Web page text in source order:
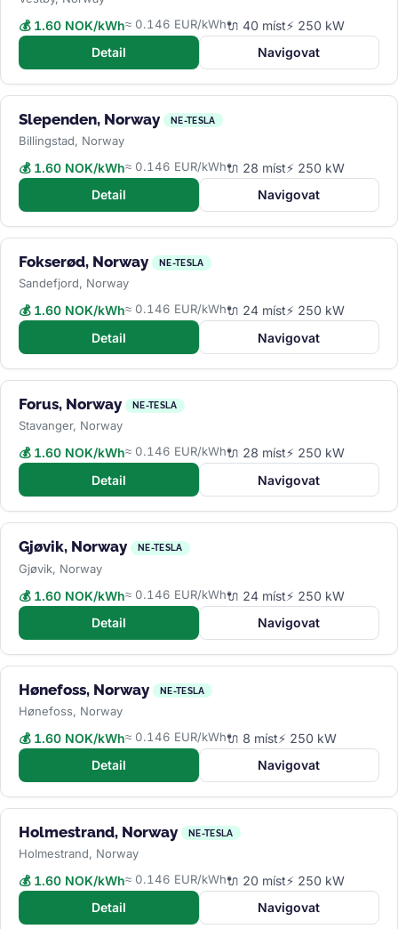
💰 1.60 NOK/kWh≈ 0.146 EUR/kWh🔌 40 míst⚡ 250 kW
Detail
Navigovat
Slependen, Norway NE-TESLA
Billingstad, Norway
💰 1.60 NOK/kWh≈ 0.146 EUR/kWh🔌 28 míst⚡ 250 kW
Detail
Navigovat
Fokserød, Norway NE-TESLA
Sandefjord, Norway
💰 1.60 NOK/kWh≈ 0.146 EUR/kWh🔌 24 míst⚡ 250 kW
Detail
Navigovat
Forus, Norway NE-TESLA
Stavanger, Norway
💰 1.60 NOK/kWh≈ 0.146 EUR/kWh🔌 28 míst⚡ 250 kW
Detail
Navigovat
Gjøvik, Norway NE-TESLA
Gjøvik, Norway
💰 1.60 NOK/kWh≈ 0.146 EUR/kWh🔌 24 míst⚡ 250 kW
Detail
Navigovat
Hønefoss, Norway NE-TESLA
Hønefoss, Norway
💰 1.60 NOK/kWh≈ 0.146 EUR/kWh🔌 8 míst⚡ 250 kW
Detail
Navigovat
Holmestrand, Norway NE-TESLA
Holmestrand, Norway
💰 1.60 NOK/kWh≈ 0.146 EUR/kWh🔌 20 míst⚡ 250 kW
Detail
Navigovat